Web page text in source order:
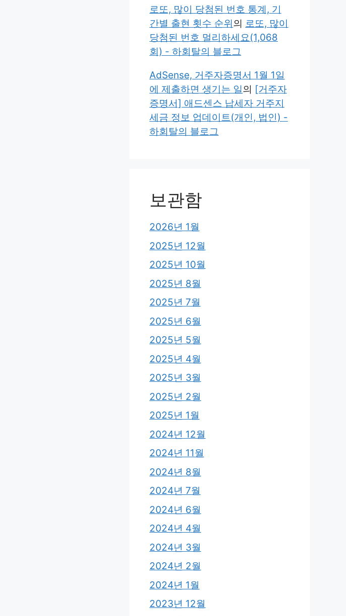
로또, 많이 당첨된 번호 통계, 기
간별 출현 횟수 순위의 로또, 많이
당첨된 번호 멀리하세요(1,068
회) - 하회탈의 블로그
AdSense, 거주자증명서 1월 1일
에 제출하면 생기는 일의 [거주자
증명서] 애드센스 납세자 거주지
세금 정보 업데이트(개인, 법인) -
하회탈의 블로그
보관함
2026년 1월
2025년 12월
2025년 10월
2025년 8월
2025년 7월
2025년 6월
2025년 5월
2025년 4월
2025년 3월
2025년 2월
2025년 1월
2024년 12월
2024년 11월
2024년 8월
2024년 7월
2024년 6월
2024년 4월
2024년 3월
2024년 2월
2024년 1월
2023년 12월